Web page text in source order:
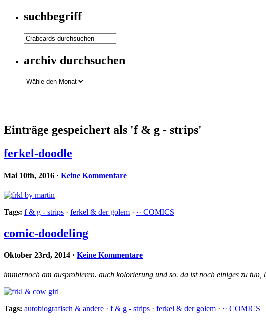
suchbegriff
archiv durchsuchen
Einträge gespeichert als 'f & g - strips'
ferkel-doodle
Mai 10th, 2016 · Keine Kommentare
Tags: f & g - strips · ferkel & der golem · ·· COMICS
comic-doodeling
Oktober 23rd, 2014 · Keine Kommentare
immernoch am ausprobieren. auch kolorierung und so. da ist noch einiges zu
Tags: autobiografisch & andere · f & g - strips · ferkel & der golem · ·· COMICS